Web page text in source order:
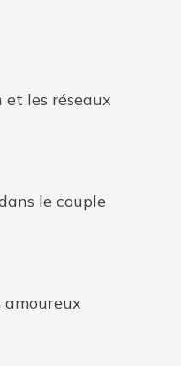
et les réseaux
le couple
amoureux